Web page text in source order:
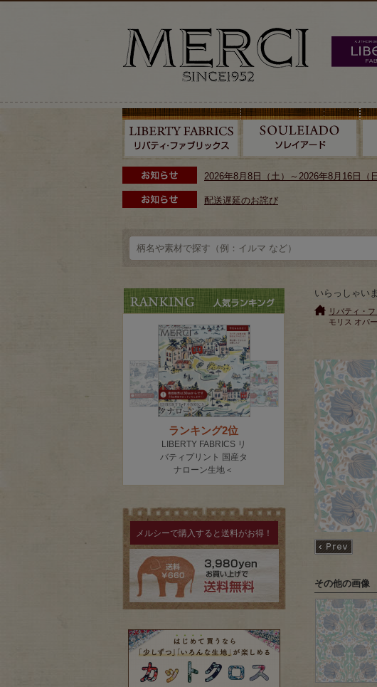
2026年8月8日（土）～2026年8月16日（
配送遅延のお詫び
メルシーで購入すると送料がお得！
いらっしゃい
リバティ・
モリス オパ
その他の画像